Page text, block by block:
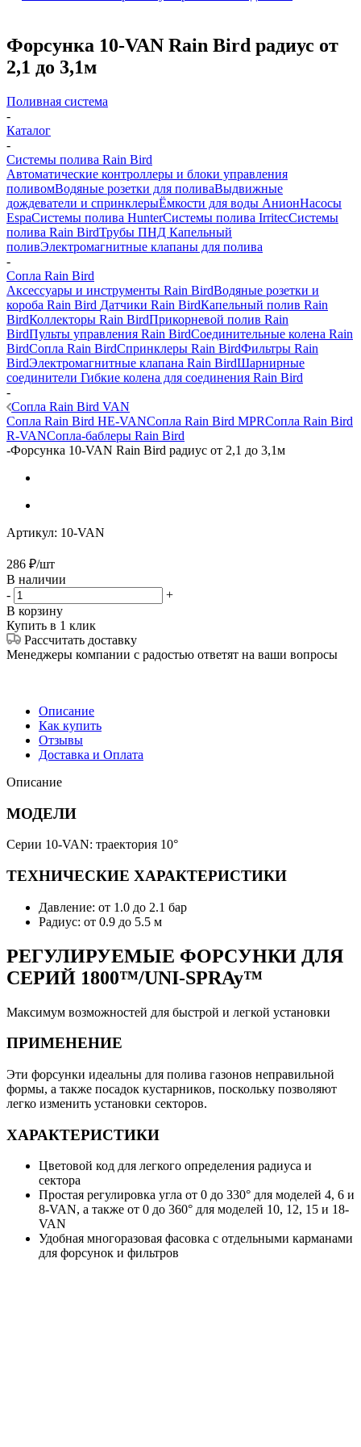
Форсунка 10-VAN Rain Bird радиус от
2,1 до 3,1м
Поливная система
-
Каталог
-
Системы полива Rain Bird
Автоматические контроллеры и блоки управления
поливомВодяные розетки для поливаВыдвижные
дождеватели и спринклерыЁмкости для воды АнионНасосы
EspaСистемы полива HunterСистемы полива IrritecСистемы
полива Rain BirdТрубы ПНД Капельный
поливЭлектромагнитные клапаны для полива
-
Сопла Rain Bird
Аксессуары и инструменты Rain BirdВодяные розетки и
короба Rain Bird Датчики Rain BirdКапельный полив Rain
BirdКоллекторы Rain BirdПрикорневой полив Rain
BirdПульты управления Rain BirdСоединительные колена Rain
BirdСопла Rain BirdСпринклеры Rain BirdФильтры Rain
BirdЭлектромагнитные клапана Rain BirdШарнирные
соединители Гибкие колена для соединения Rain Bird
-
Сопла Rain Bird VAN
Сопла Rain Bird HE-VANСопла Rain Bird MPRСопла Rain Bird
R-VANСопла-баблеры Rain Bird
-Форсунка 10-VAN Rain Bird радиус от 2,1 до 3,1м
Артикул: 10-VAN
286 ₽/шт
В наличии
-
+
В корзину
Купить в 1 клик
Рассчитать доставку
Менеджеры компании с радостью ответят на ваши вопросы
Описание
Как купить
Отзывы
Доставка и Оплата
Описание
МОДЕЛИ
Серии 10-VAN: траектория 10°
ТЕХНИЧЕСКИЕ ХАРАКТЕРИСТИКИ
Давление: от 1.0 до 2.1 бар
Радиус: от 0.9 до 5.5 м
РЕГУЛИРУЕМЫЕ ФОРСУНКИ ДЛЯ
СЕРИЙ 1800™/UNI-SPRAy™
Максимум возможностей для быстрой и легкой установки
ПРИМЕНЕНИЕ
Эти форсунки идеальны для полива газонов неправильной
формы, а также посадок кустарников, поскольку позволяют
легко изменить установки секторов.
ХАРАКТЕРИСТИКИ
Цветовой код для легкого определения радиуса и
сектора
Простая регулировка угла от 0 до 330° для моделей 4, 6 и
8-VAN, а также от 0 до 360° для моделей 10, 12, 15 и 18-
VAN
Удобная многоразовая фасовка с отдельными карманами
для форсунок и фильтров